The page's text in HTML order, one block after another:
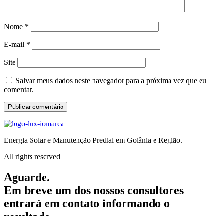
Nome *
E-mail *
Site
Salvar meus dados neste navegador para a próxima vez que eu
comentar.
Energia Solar e Manutenção Predial em Goiânia e Região.
All rights reserved
Aguarde.
Em breve um dos nossos consultores
entrará em contato informando o